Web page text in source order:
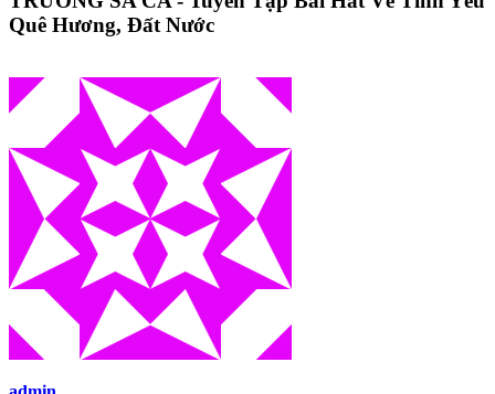
Quê Hương, Đất Nước